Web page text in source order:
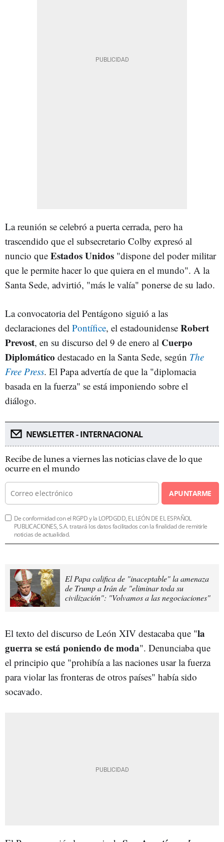
La reunión se celebró a puerta cerrada, pero ha
trascendido que el subsecretario Colby expresó al
nuncio que Estados Unidos "dispone del poder militar
que le permite hacer lo que quiera en el mundo". A la
Santa Sede, advirtió, "más le valía" ponerse de su lado.
La convocatoria del Pentágono siguió a las
declaraciones del Pontífice, el estadounidense Robert
Prevost, en su discurso del 9 de enero al Cuerpo
Diplomático destacado en la Santa Sede, según The
Free Press. El Papa advertía de que la "diplomacia
basada en la fuerza" se está imponiendo sobre el
diálogo.
NEWSLETTER - INTERNACIONAL
Recibe de lunes a viernes las noticias clave de lo que
ocurre en el mundo
APUNTARME
De conformidad con el RGPD y la LOPDGDD, EL LEÓN DE EL ESPAÑOL
PUBLICACIONES, S.A. tratará los datos facilitados con la finalidad de remitirle
noticias de actualidad.
El Papa califica de "inaceptable" la amenaza
de Trump a Irán de "eliminar toda su
civilización": "Volvamos a las negociaciones"
El texto del discurso de León XIV destacaba que "la
guerra se está poniendo de moda". Denunciaba que
el principio que "prohibía a las naciones usar la fuerza
para violar las fronteras de otros países" había sido
socavado.